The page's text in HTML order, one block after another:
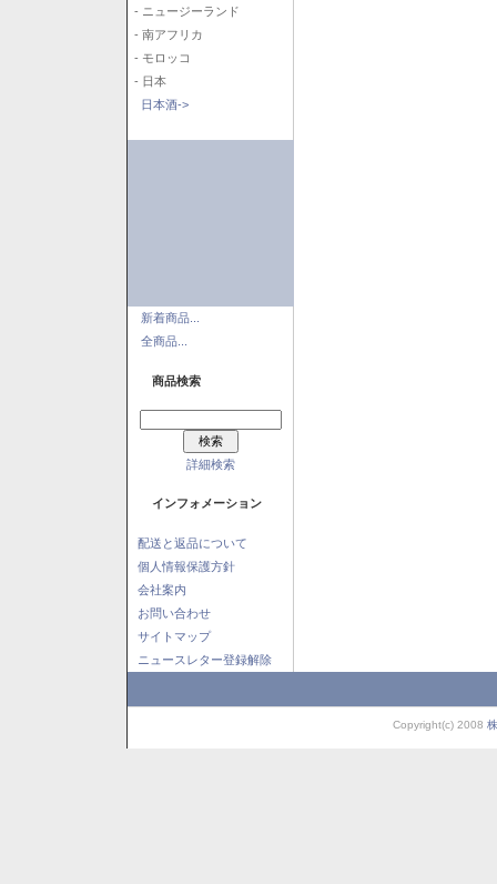
- ニュージーランド
- 南アフリカ
- モロッコ
- 日本
日本酒->
新着商品...
全商品...
商品検索
詳細検索
インフォメーション
配送と返品について
個人情報保護方針
会社案内
お問い合わせ
サイトマップ
ニュースレター登録解除
Copyright(c) 2008